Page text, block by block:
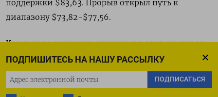
ПОДПИШИТЕСЬ НА НАШУ РАССЫЛКУ
ПОДПИСАТЬСЯ
поддержки $83,63. Прорыв открыл путь к
диапазону $73,82-$77,56.
Как только контракт опустится в этот диапазон,
останется мало сомнений в том, что
нисходящий тренд от $125,19 возобновился.
Закрытие выше $83,63 в понедельник может